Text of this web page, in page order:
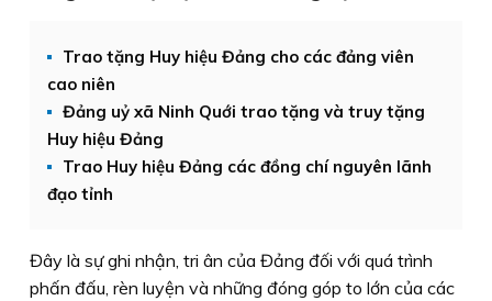
Trao tặng Huy hiệu Đảng cho các đảng viên
cao niên
Đảng uỷ xã Ninh Quới trao tặng và truy tặng
Huy hiệu Đảng
Trao Huy hiệu Đảng các đồng chí nguyên lãnh
đạo tỉnh
Đây là sự ghi nhận, tri ân của Đảng đối với quá trình
phấn đấu, rèn luyện và những đóng góp to lớn của các